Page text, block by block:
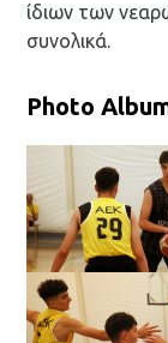
ίδιων των
συνολικά.
Photo